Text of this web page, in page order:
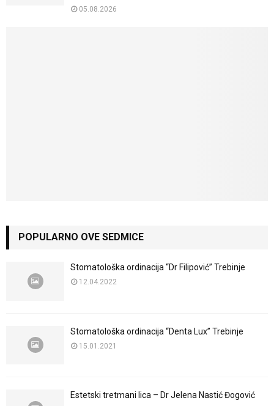
05.08.2026
POPULARNO OVE SEDMICE
Stomatološka ordinacija “Dr Filipović” Trebinje
12.04.2022
Stomatološka ordinacija “Denta Lux” Trebinje
15.01.2021
Estetski tretmani lica – Dr Jelena Nastić Đogović